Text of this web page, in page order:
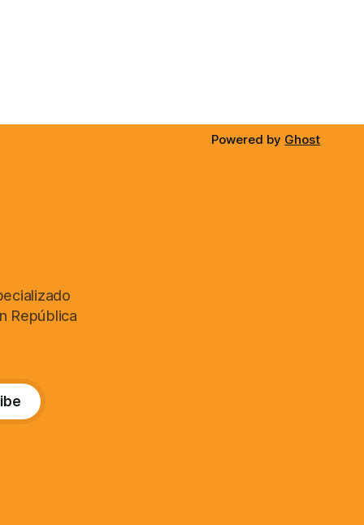
Powered by Ghost
República